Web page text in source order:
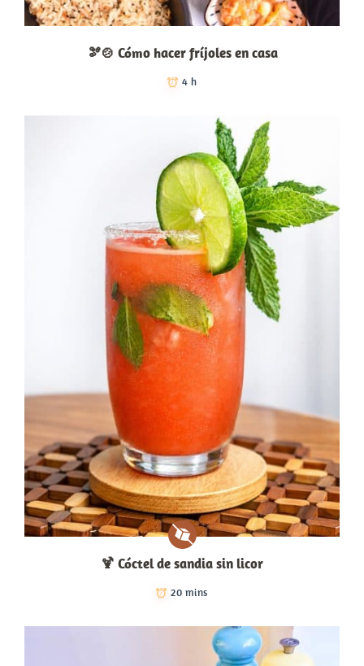
🫘🍲 Cómo hacer fríjoles en casa
4 h
🍹 Cóctel de sandia sin licor
20 mins